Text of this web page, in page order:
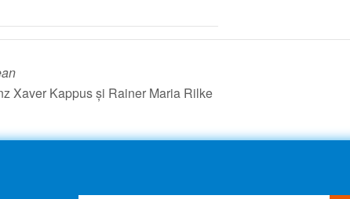
Xaver Kappus și Rainer Maria Rilke